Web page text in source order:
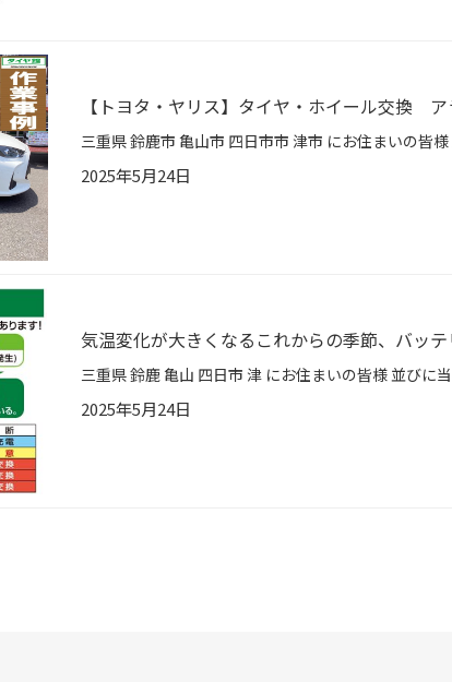
【トヨタ・ヤリス】タイヤ・ホイール交換
2025年5月24日
気温変化が大きくなるこれからの季節、バッテ
2025年5月24日